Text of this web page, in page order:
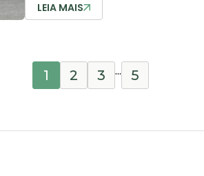
LEIA MAIS
1 2 3 … 5